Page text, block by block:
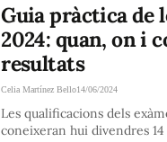
Guia pràctica de
2024: quan, on i
resultats
Celia Martínez Bello14/06/2024
Les qualificacions dels
coneixeran hui divendres